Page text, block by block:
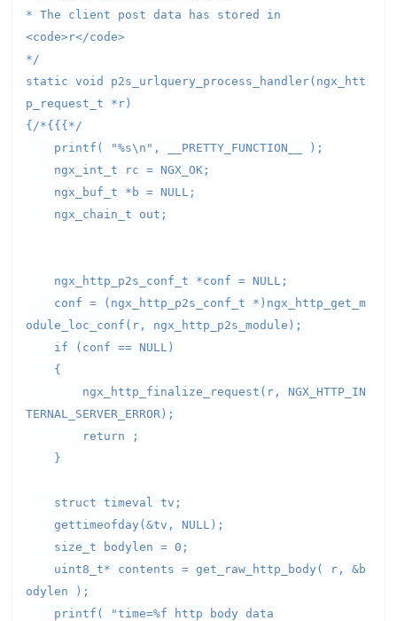
* The client post data has stored in
<code>r</code>
*/
static void p2s_urlquery_process_handler(ngx_htt
p_request_t *r)
{/*{{{*/
printf( "%s\n", __PRETTY_FUNCTION__ );
ngx_int_t rc = NGX_OK;
ngx_buf_t *b = NULL;
ngx_chain_t out;
ngx_http_p2s_conf_t *conf = NULL;
conf = (ngx_http_p2s_conf_t *)ngx_http_get_m
odule_loc_conf(r, ngx_http_p2s_module);
if (conf == NULL)
{
ngx_http_finalize_request(r, NGX_HTTP_IN
TERNAL_SERVER_ERROR);
return ;
}
struct timeval tv;
gettimeofday(&tv, NULL);
size_t bodylen = 0;
uint8_t* contents = get_raw_http_body( r, &b
odylen );
printf( "time=%f http body data